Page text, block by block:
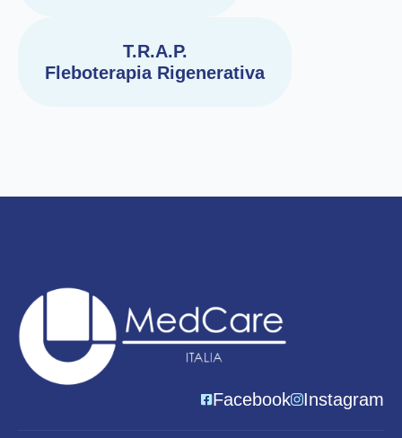
T.R.A.P.
Fleboterapia Rigenerativa
Facebook Instagram